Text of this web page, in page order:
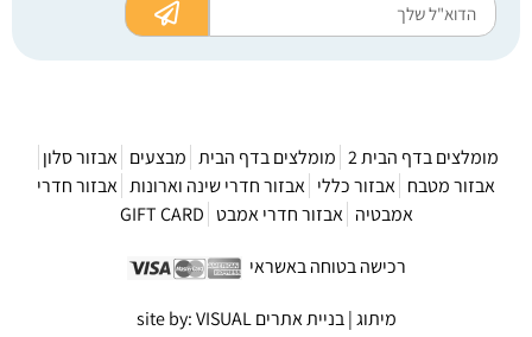
מומלצים בדף הבית 2 מומלצים בדף הבית מבצעים
אבזור סלון
אבזור מטבח
אבזור כללי אבזור חדרי שינה וארונות
אבזור חדרי
אמבטיה
אבזור חדרי אמבט GIFT CARD
רכישה בטוחה באשראי
מיתוג | בניית אתרים site by: VISUAL